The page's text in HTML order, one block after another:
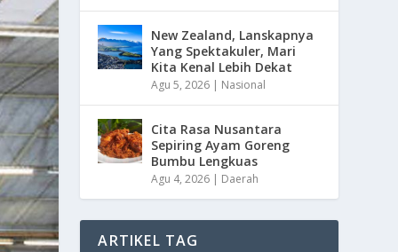
New Zealand, Lanskapnya
Yang Spektakuler, Mari
Kita Kenal Lebih Dekat
Agu 5, 2026 | Nasional
Cita Rasa Nusantara
Sepiring Ayam Goreng
Bumbu Lengkuas
Agu 4, 2026 | Daerah
ARTIKEL TAG